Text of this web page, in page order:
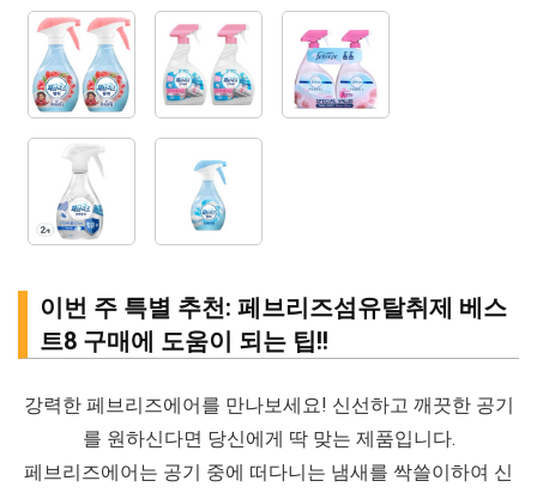
이번 주 특별 추천: 페브리즈섬유탈취제 베스
트8 구매에 도움이 되는 팁!!
강력한 페브리즈에어를 만나보세요! 신선하고 깨끗한 공기
를 원하신다면 당신에게 딱 맞는 제품입니다.
페브리즈에어는 공기 중에 떠다니는 냄새를 싹쓸이하여 신